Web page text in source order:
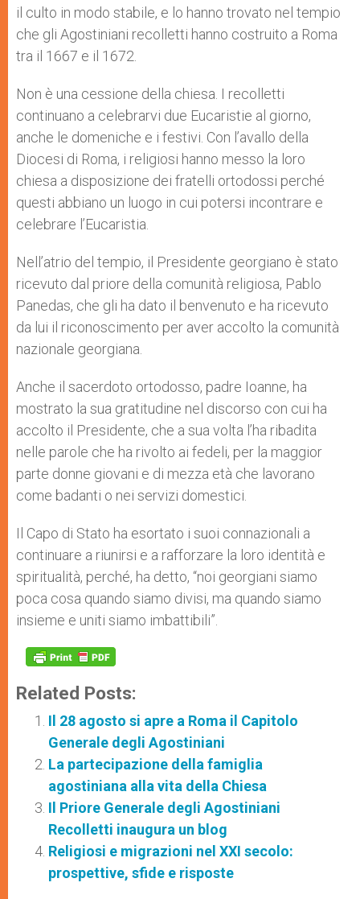
il culto in modo stabile, e lo hanno trovato nel tempio
che gli Agostiniani recolletti hanno costruito a Roma
tra il 1667 e il 1672.
Non è una cessione della chiesa. I recolletti
continuano a celebrarvi due Eucaristie al giorno,
anche le domeniche e i festivi. Con l’avallo della
Diocesi di Roma, i religiosi hanno messo la loro
chiesa a disposizione dei fratelli ortodossi perché
questi abbiano un luogo in cui potersi incontrare e
celebrare l’Eucaristia.
Nell’atrio del tempio, il Presidente georgiano è stato
ricevuto dal priore della comunità religiosa, Pablo
Panedas, che gli ha dato il benvenuto e ha ricevuto
da lui il riconoscimento per aver accolto la comunità
nazionale georgiana.
Anche il sacerdoto ortodosso, padre Ioanne, ha
mostrato la sua gratitudine nel discorso con cui ha
accolto il Presidente, che a sua volta l’ha ribadita
nelle parole che ha rivolto ai fedeli, per la maggior
parte donne giovani e di mezza età che lavorano
come badanti o nei servizi domestici.
Il Capo di Stato ha esortato i suoi connazionali a
continuare a riunirsi e a rafforzare la loro identità e
spiritualità, perché, ha detto, “noi georgiani siamo
poca cosa quando siamo divisi, ma quando siamo
insieme e uniti siamo imbattibili”.
Related Posts:
Il 28 agosto si apre a Roma il Capitolo
Generale degli Agostiniani
La partecipazione della famiglia
agostiniana alla vita della Chiesa
Il Priore Generale degli Agostiniani
Recolletti inaugura un blog
Religiosi e migrazioni nel XXI secolo:
prospettive, sfide e risposte